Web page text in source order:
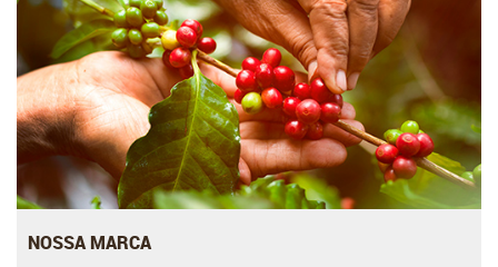
NOSSA MARCA